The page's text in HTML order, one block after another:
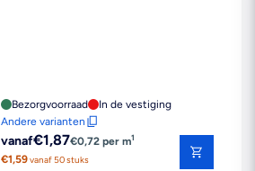
Bezorgvoorraad
In de vestiging
Andere varianten
Reguliere
prijs
vanaf€1,87€0,72 per m1
€1,59vanaf 50 stuks